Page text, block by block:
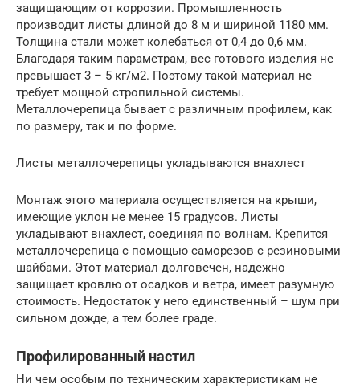
защищающим от коррозии. Промышленность
производит листы длиной до 8 м и шириной 1180 мм.
Толщина стали может колебаться от 0,4 до 0,6 мм.
Благодаря таким параметрам, вес готового изделия не
превышает 3 – 5 кг/м2. Поэтому такой материал не
требует мощной стропильной системы.
Металлочерепица бывает с различным профилем, как
по размеру, так и по форме.
Листы металлочерепицы укладываются внахлест
Монтаж этого материала осуществляется на крыши,
имеющие уклон не менее 15 градусов. Листы
укладывают внахлест, соединяя по волнам. Крепится
металлочерепица с помощью саморезов с резиновыми
шайбами. Этот материал долговечен, надежно
защищает кровлю от осадков и ветра, имеет разумную
стоимость. Недостаток у него единственный – шум при
сильном дожде, а тем более граде.
Профилированный настил
Ни чем особым по техническим характеристикам не